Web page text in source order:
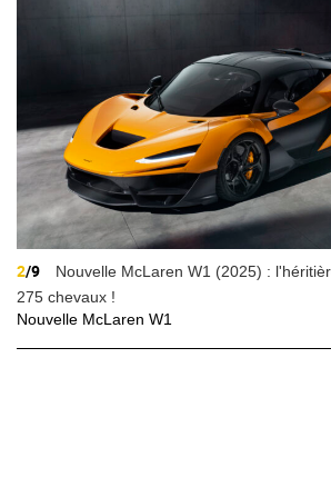
2/9
Nouvelle McLaren W1 (2025) :
275 chevaux !
Nouvelle McLaren W1